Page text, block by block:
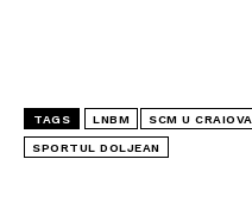
TAGS LNBM SCM U CRAIOVA
SPORTUL DOLJEAN